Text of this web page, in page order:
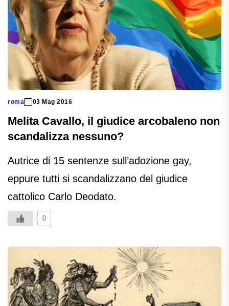
roma 03 Mag 2016
Melita Cavallo, il giudice arcobaleno non
scandalizza nessuno?
Autrice di 15 sentenze sull’adozione gay,
eppure tutti si scandalizzano del giudice
cattolico Carlo Deodato.
0